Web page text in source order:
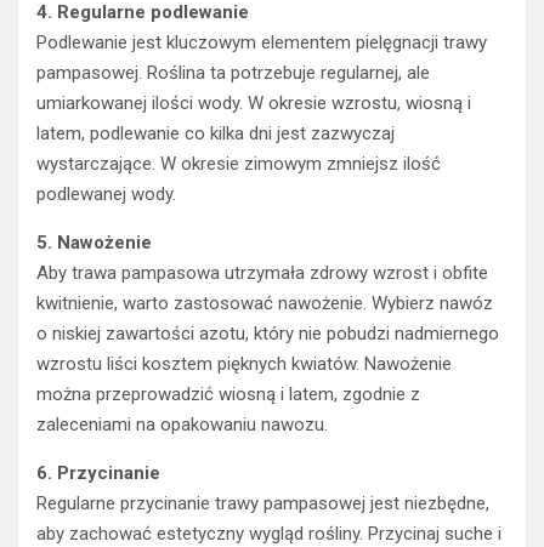
4. Regularne podlewanie
Podlewanie jest kluczowym elementem pielęgnacji trawy
pampasowej. Roślina ta potrzebuje regularnej, ale
umiarkowanej ilości wody. W okresie wzrostu, wiosną i
latem, podlewanie co kilka dni jest zazwyczaj
wystarczające. W okresie zimowym zmniejsz ilość
podlewanej wody.
5. Nawożenie
Aby trawa pampasowa utrzymała zdrowy wzrost i obfite
kwitnienie, warto zastosować nawożenie. Wybierz nawóz
o niskiej zawartości azotu, który nie pobudzi nadmiernego
wzrostu liści kosztem pięknych kwiatów. Nawożenie
można przeprowadzić wiosną i latem, zgodnie z
zaleceniami na opakowaniu nawozu.
6. Przycinanie
Regularne przycinanie trawy pampasowej jest niezbędne,
aby zachować estetyczny wygląd rośliny. Przycinaj suche i